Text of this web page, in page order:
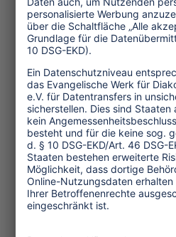
Themen
Tourismuspolitik
Kultur und Religion
Umwelt und Klima
Wirtschaft
Menschenrechte